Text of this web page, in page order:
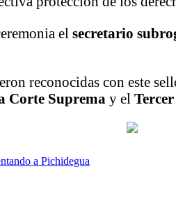
el secretario
reconocidas con este
Corte Suprema y el
a Pichidegua